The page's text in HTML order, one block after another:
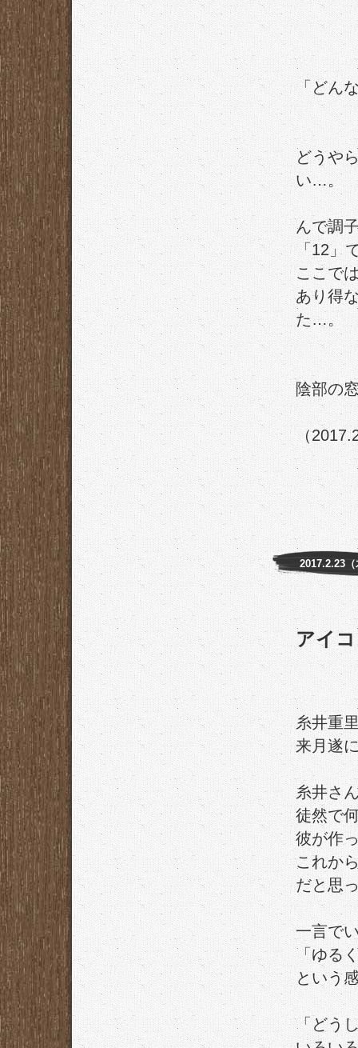
「どん
どうや
い…。
んで調
「12」
ここで
あり得
た…。
陰部の
（
2017.2.23（
アイ
糸井重
来月遂
糸井さ
徒然で
彼が作
これか
だと思
一言で
「ゆる
という
「どう